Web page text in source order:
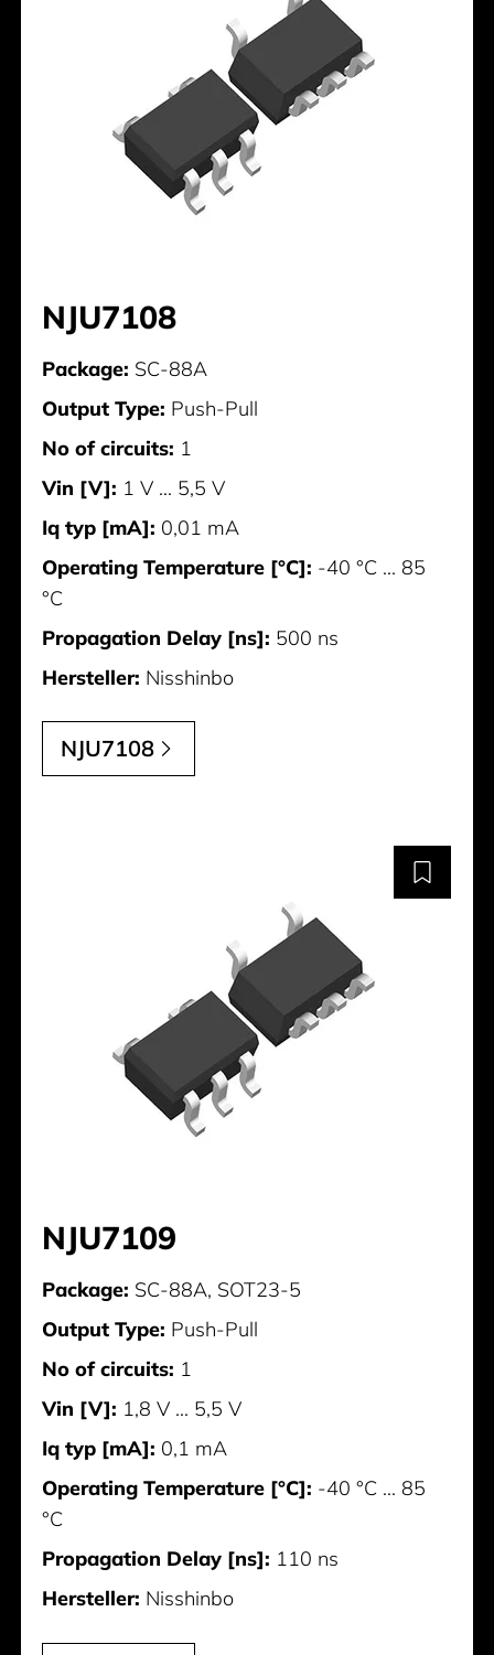
NJU7108
Package: SC-88A
Output Type: Push-Pull
No of circuits: 1
Vin [V]: 1 V ... 5,5 V
Iq typ [mA]: 0,01 mA
Operating Temperature [°C]: -40 °C ... 85
°C
Propagation Delay [ns]: 500 ns
Hersteller: Nisshinbo
NJU7108
NJU7109
Package: SC-88A, SOT23-5
Output Type: Push-Pull
No of circuits: 1
Vin [V]: 1,8 V ... 5,5 V
Iq typ [mA]: 0,1 mA
Operating Temperature [°C]: -40 °C ... 85
°C
Propagation Delay [ns]: 110 ns
Hersteller: Nisshinbo